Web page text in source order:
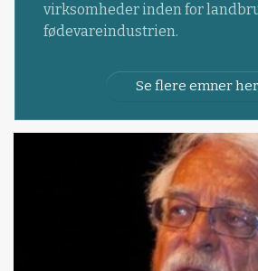
virksomheder inden for
fødevareindustrien.
Se flere emner her